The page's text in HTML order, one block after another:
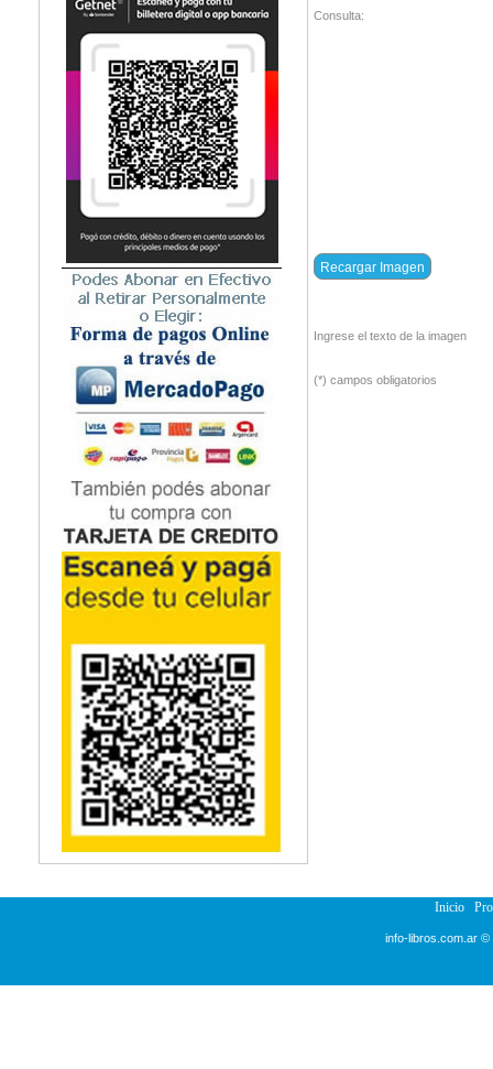
Consulta:
Ingrese el texto de la imagen
(*) campos obligatorios
Inicio
info-libros.com.ar